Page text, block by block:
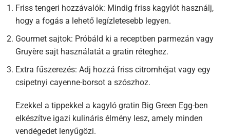
Friss tengeri hozzávalók: Mindig friss kagylót használj,
hogy a fogás a lehető legízletesebb legyen.
Gourmet sajtok: Próbáld ki a receptben parmezán vagy
Gruyère sajt használatát a gratin réteghez.
Extra fűszerezés: Adj hozzá friss citromhéjat vagy egy
csipetnyi cayenne-borsot a szószhoz.
Ezekkel a tippekkel a kagyló gratin Big Green Egg-ben
elkészítve igazi kulináris élmény lesz, amely minden
vendégedet lenyűgözi.